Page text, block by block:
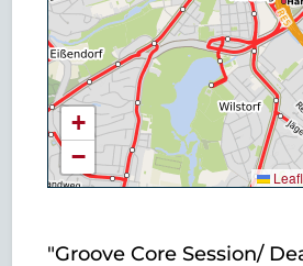
+
−
"Groove Core Session/